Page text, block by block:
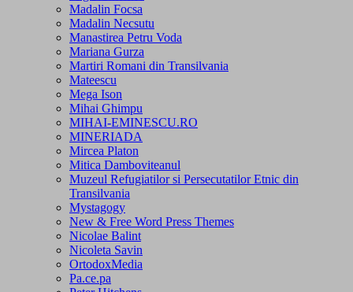
Madalin Focsa
Madalin Necsutu
Manastirea Petru Voda
Mariana Gurza
Martiri Romani din Transilvania
Mateescu
Mega Ison
Mihai Ghimpu
MIHAI-EMINESCU.RO
MINERIADA
Mircea Platon
Mitica Damboviteanul
Muzeul Refugiatilor si Persecutatilor Etnic din
Transilvania
Mystagogy
New & Free Word Press Themes
Nicolae Balint
Nicoleta Savin
OrtodoxMedia
Pa.ce.pa